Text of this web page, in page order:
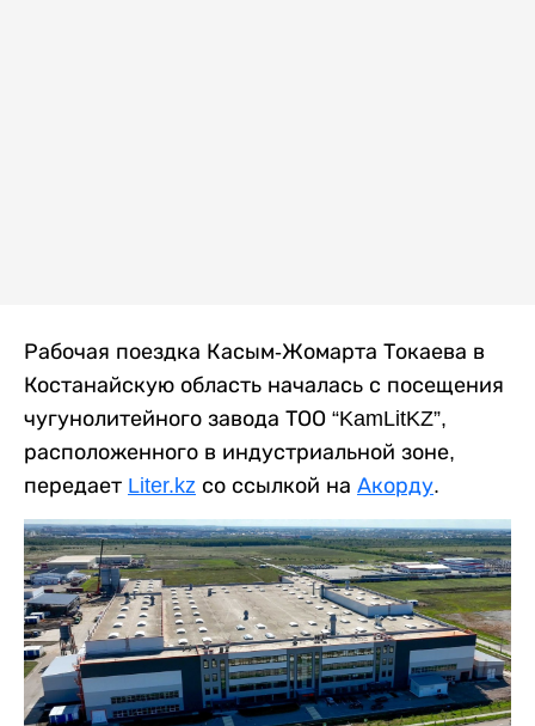
Рабочая поездка Касым-Жомарта Токаева в
Костанайскую область началась с посещения
чугунолитейного завода ТОО “KamLitKZ”,
расположенного в индустриальной зоне,
передает Liter.kz со ссылкой на Акорду.